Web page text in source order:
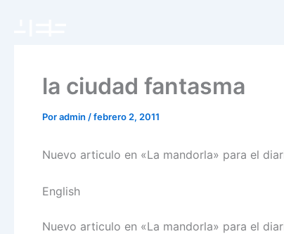
la ciudad fantasma
Poradmin /febrero 2, 2011
Nuevo articulo en «La mandorla» para el
English
Nuevo articulo en «La mandorla» para el